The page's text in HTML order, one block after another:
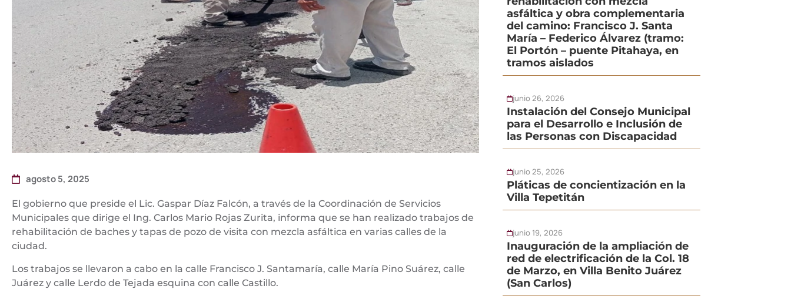
agosto 5, 2025
El gobierno que preside el Lic. Gaspar Díaz Falcón, a través de la Coordinación de Servicios
Municipales que dirige el Ing. Carlos Mario Rojas Zurita, informa que se han realizado trabajos de
rehabilitación de baches y tapas de pozo de visita con mezcla asfáltica en varias calles de la
ciudad.
Los trabajos se llevaron a cabo en la calle Francisco J. Santamaría, calle María Pino Suárez, calle
Juárez y calle Lerdo de Tejada esquina con calle Castillo.
asfáltica y obra complementaria
del camino: Francisco J. Santa
María – Federico Álvarez (tramo:
El Portón – puente Pitahaya, en
tramos aislados
junio 26, 2026
Instalación del Consejo Municipal
para el Desarrollo e Inclusión de
las Personas con Discapacidad
junio 25, 2026
Pláticas de concientización en la
Villa Tepetitán
junio 19, 2026
Inauguración de la ampliación de
red de electrificación de la Col. 18
de Marzo, en Villa Benito Juárez
(San Carlos)